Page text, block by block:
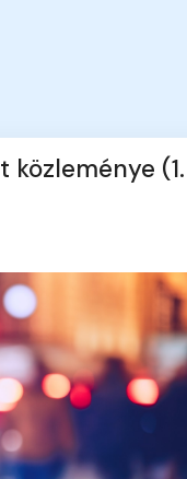
közleménye